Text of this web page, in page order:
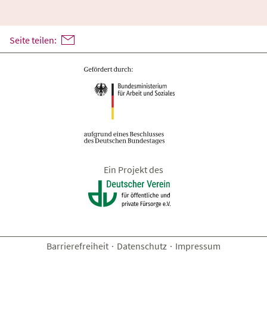
Seite teilen:
Ein Projekt des
Barrierefreiheit · Datenschutz · Impressum